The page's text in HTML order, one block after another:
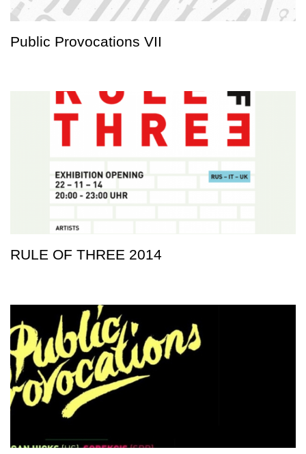
Public Provocations VII
RULE OF THREE 2014